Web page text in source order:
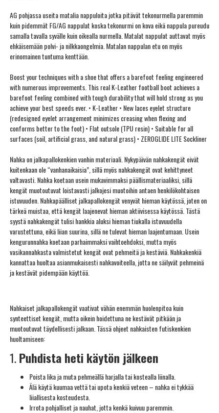
AG pohjassa useita matalia nappuloita jotka pitävät tekonurmella paremmin
kuin pidemmät FG/AG nappulat koska tekonurmi on kova eikä nappula pureudu
samalla tavalla syvälle kuin oikealla nurmella. Matalat nappulat auttavat myös
ehkäisemään polvi- ja nilkkaongelmia. Matalan nappulan etu on myös
erinomainen tuntuma kenttään.
Boost your techniques with a shoe that offers a barefoot feeling engineered
with numerous improvements. This real K-Leather football boot achieves a
barefoot feeling combined with tough durability that will hold strong as you
achieve your best speeds ever. • K-Leather • New laces eyelet structure
(redesigned eyelet arrangement minimizes creasing when flexing and
conforms better to the foot) • Flat outsole (TPU resin) • Suitable for all
surfaces (soil, artificial grass, and natural grass) • ZEROGLIDE LITE Sockliner
Nahka on jalkapallokenkien vanhin materiaali. Nykypäivän nahkakengät eivät
kuitenkaan ole “vanhanaikaisia”, sillä myös nahkakengät ovat kehittyneet
valtavasti. Nahka koetaan usein mukavimmaksi päällismateriaaliksi, sillä
kengät muotoutuvat loistavasti jalkojesi muotoihin antaen henkilökohtaisen
istuvuuden. Nahkapäälliset jalkapallokengät venyvät hieman käytössä, joten on
tärkeä muistaa, että kengät laajenevat hieman aktiivisessa käytössä. Tästä
syystä nahkakengät tulisi hankkia aluksi hieman tiukalla istuvuudella
varustettuna, eikä liian suurina, sillä ne tulevat hieman laajentumaan. Usein
kengurunnahka koetaan parhaimmaksi vaihtoehdoksi, mutta myös
vasikannahkasta valmistetut kengät ovat pehmeitä ja kestäviä. Nahkakenkiä
kannattaa huoltaa asianmukaisesti nahkavoiteella, jotta ne säilyvät pehmeinä
ja kestävät pidempään käyttöä.
Nahkaiset jalkapallokengät vaativat vähän enemmän huolenpitoa kuin
synteettiset kengät, mutta oikein hoidettuna ne kestävät pitkään ja
muotoutuvat täydellisesti jalkaan. Tässä ohjeet nahkaisten futiskenkien
huoltamiseen:
1.Puhdista heti käytön jälkeen
Poista lika ja muta pehmeällä harjalla tai kostealla liinalla.
Älä käytä kuumaa vettä tai upota kenkiä veteen – nahka ei tykkää
liiallisesta kosteudesta.
Irrota pohjalliset ja nauhat, jotta kenkä kuivuu paremmin.